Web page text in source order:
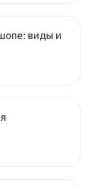
виды и